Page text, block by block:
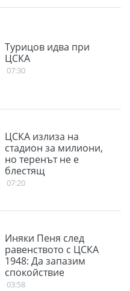
Турицов идва при
ЦСКА
07:30
ЦСКА излиза на
стадион за милиони,
но теренът не е
блестящ
07:20
Иняки Пеня след
равенството с ЦСКА
1948: Да запазим
спокойствие
03:58